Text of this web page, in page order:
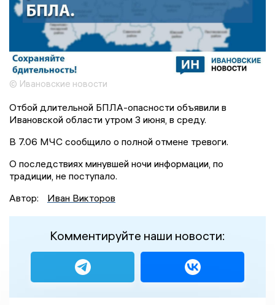
© Ивановские новости
Отбой длительной БПЛА-опасности объявили в
Ивановской области утром 3 июня, в среду.
В 7.06 МЧС сообщило о полной отмене тревоги.
О последствиях минувшей ночи информации, по
традиции, не поступало.
Автор:
Иван Викторов
Комментируйте наши новости: